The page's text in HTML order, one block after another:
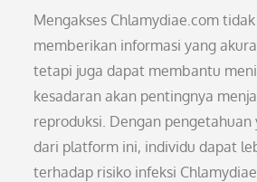
Mengakses Chlamydiae.com
memberikan informasi yang
tetapi juga dapat membantu
kesadaran akan pentingnya
reproduksi. Dengan
dari platform ini, individu dapat
terhadap risiko infeksi